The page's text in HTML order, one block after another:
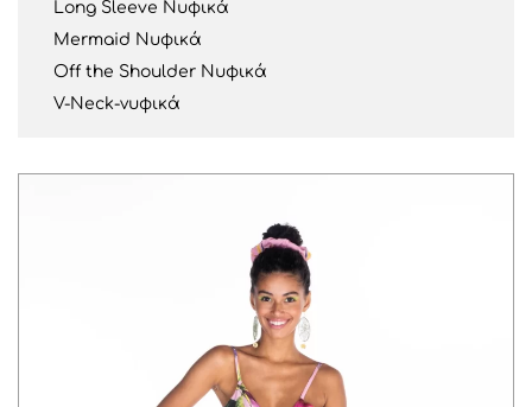
Long Sleeve Νυφικά
Mermaid Νυφικά
Off the Shoulder Νυφικά
V-Neck-νυφικά